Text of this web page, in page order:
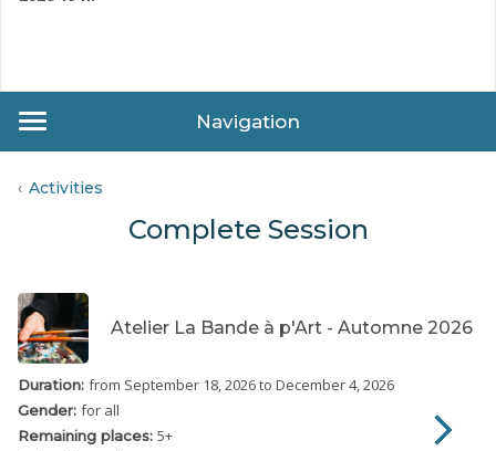
Navigation
Activities
Complete Session
Atelier La Bande à p'Art - Automne 2026
Duration: from September 18, 2026to December 4, 2026
Gender: for all
Remaining places: 5+